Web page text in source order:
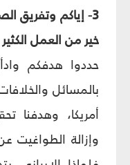
3- إياكم وتفريق
خير من العمل
حددوا هدفكم
بالمسائل
أمريكا، وهدفنا
وإزالة الطواغيت